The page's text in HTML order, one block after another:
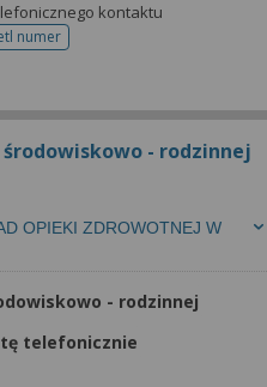
kontaktu
numer
telefonu do rejestracji
- rodzinnej
OPIEKI ZDROWOTNEJ W
- rodzinnej
telefonicznie